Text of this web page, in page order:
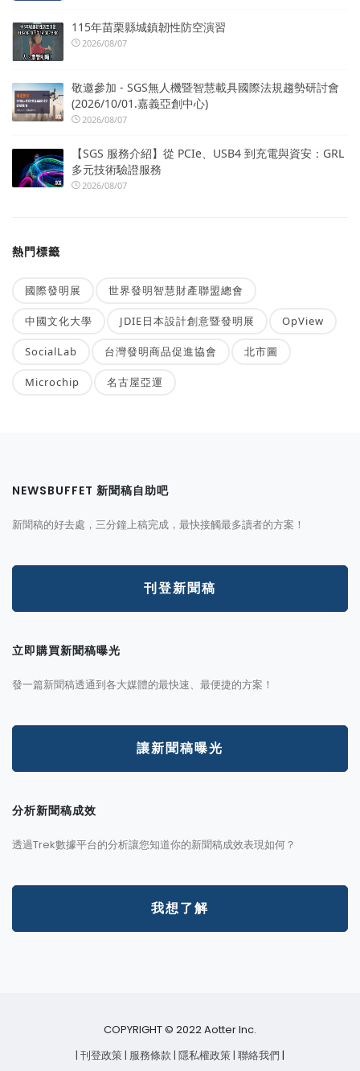
115年苗栗縣城鎮韌性防空演習
2026/08/07
敬邀參加 - SGS無人機暨智慧載具國際法規趨勢研討會
(2026/10/01.嘉義亞創中心)
2026/08/07
【SGS 服務介紹】從 PCIe、USB4 到充電與資安：GRL
多元技術驗證服務
2026/08/07
熱門標籤
國際發明展 世界發明智慧財產聯盟總會
中國文化大學 JDIE日本設計創意暨發明展 OpView
SocialLab 台灣發明商品促進協會 北市圖
Microchip 名古屋亞運
NEWSBUFFET 新聞稿自助吧
新聞稿的好去處，三分鐘上稿完成，最快接觸最多讀者的方案！
刊登新聞稿
立即購買新聞稿曝光
發一篇新聞稿透通到各大媒體的最快速、最便捷的方案！
讓新聞稿曝光
分析新聞稿成效
透過Trek數據平台的分析讓您知道你的新聞稿成效表現如何？
我想了解
COPYRIGHT © 2022 Aotter Inc.
| 刊登政策 | 服務條款 | 隱私權政策 | 聯絡我們 |